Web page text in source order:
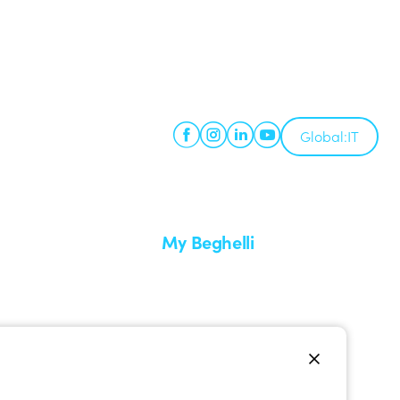
Global:IT
My Beghelli